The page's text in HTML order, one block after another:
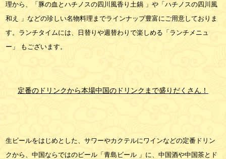
理から、「豚の血とハチノスの四川風香り土鍋 」や「ハチノスの四川風
和え 」などの珍しい名物料理までラインナップ豊富にご用意しておりま
す。ランチタイムには、日替りや週替わりで楽しめる「ランチメニュ
ー」 もございます。
定番のドリンクから本場中国のドリンクまで盛りだくさん！
生ビールをはじめとした、サワーやカクテルにワインなどの定番ドリン
クから、中国ならではのビール「青島ビール 」に、中国酒や中国茶とド